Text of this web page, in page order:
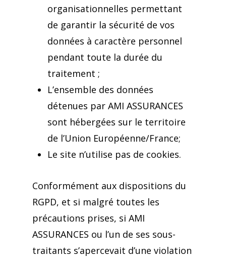
organisationnelles permettant
de garantir la sécurité de vos
données à caractère personnel
pendant toute la durée du
traitement ;
L’ensemble des données
détenues par AMI ASSURANCES
sont hébergées sur le territoire
de l’Union Européenne/France;
Le site n’utilise pas de cookies.
Conformément aux dispositions du
RGPD, et si malgré toutes les
précautions prises, si AMI
ASSURANCES ou l’un de ses sous-
traitants s’apercevait d’une violation